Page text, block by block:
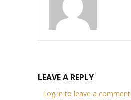
LEAVE A REPLY
Log in to leave a comment